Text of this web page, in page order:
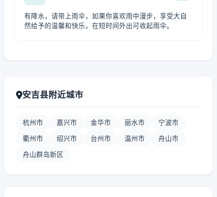
有降水，请带上雨伞，如果你喜欢雨中漫步，享受大自
然给予的温馨和快乐，在短时间外出可收起雨伞。
安吉县附近城市
杭州市 嘉兴市 金华市 丽水市 宁波市
衢州市 绍兴市 台州市 温州市 舟山市
舟山群岛新区